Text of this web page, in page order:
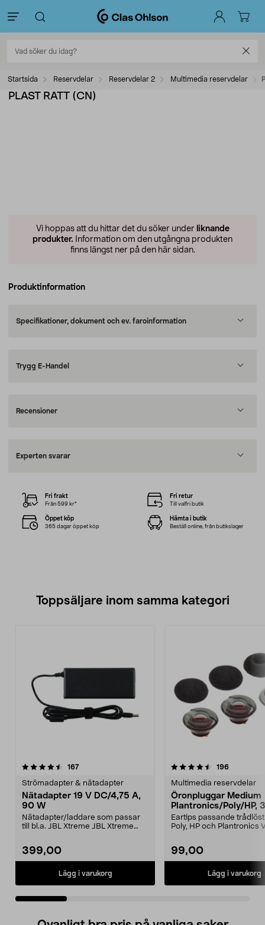
Startsida Reservdelar Reservdelar 2 Multimedia reservdelar
PLAST RATT (CN)
Vi hoppas att du hittar det du söker under liknande
produkter. Information om den utgångna produkten
finns längst ner på den här sidan.
Produktinformation
Specifikationer, dokument och ev. faroinformation
Trygg E-Handel
Recensioner
Experten svarar
Fri frakt
Från 599 kr*
Fri retur
Till valfri butik
Öppet köp
365 dagar öppet köp
Hämta i butik
Beställ online, från butikslager
Toppsäljare inom samma kategori
167recensioner
Strömadapter & nätadapter
Nätadapter 19 V DC/4,75 A,
90 W
Nätadapter/laddare som passar
till bl.a. JBL Xtreme JBL Xtreme
399,00
Lägg i varukorg
4.5 av 5 stjärnor 196
Multimedia reservdelar
Öronpluggar Medium
Plantronics/Poly/HP,
Eartips passande
Poly, HP och Plantronics
99,00
Lägg i varukorg
4.5 av 5 stjärnor